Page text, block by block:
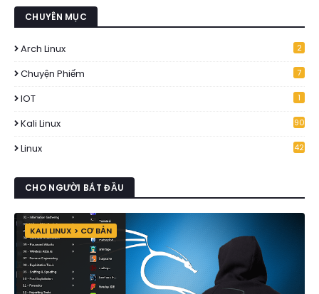
CHUYÊN MỤC
Arch Linux 2
Chuyện Phiếm 7
IOT 1
Kali Linux 90
Linux 42
CHO NGƯỜI BẮT ĐẦU
KALI LINUX > CƠ BẢN